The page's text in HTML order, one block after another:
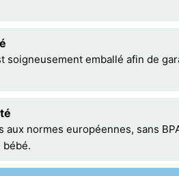
soigneusement emballé afin de
normes européennes, sans
bébé.